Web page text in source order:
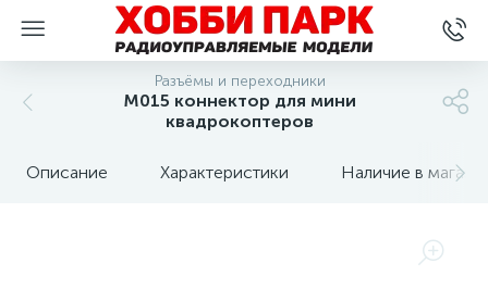
Разъёмы и переходники
M015 коннектор для мини
квадрокоптеров
Описание Характеристики Наличие в